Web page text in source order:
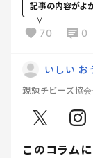
記事の内容がよ
70 0
いしい お
親勉チビーズ協
このコラム